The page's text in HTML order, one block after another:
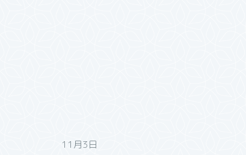
11月3日